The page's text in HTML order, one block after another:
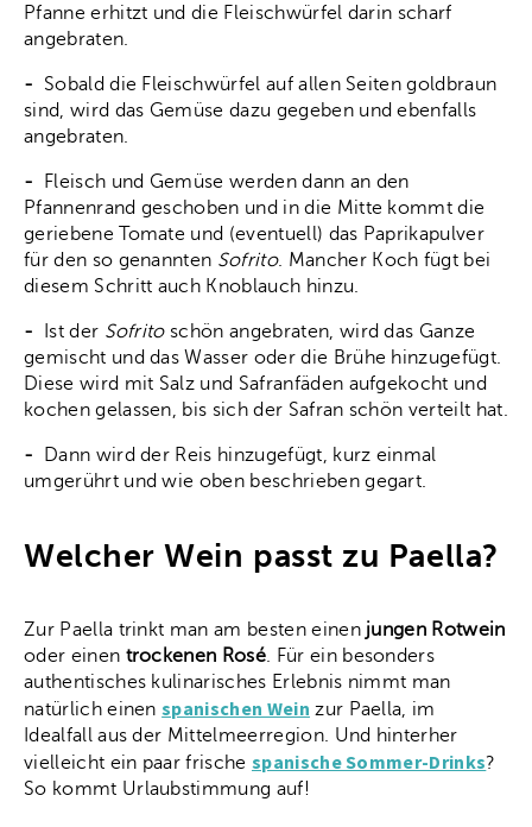
Pfanne erhitzt und die Fleischwürfel darin scharf
angebraten.
-
Sobald die Fleischwürfel auf allen Seiten goldbraun
sind, wird das Gemüse dazu gegeben und ebenfalls
angebraten.
-
Fleisch und Gemüse werden dann an den
Pfannenrand geschoben und in die Mitte kommt die
geriebene Tomate und (eventuell) das Paprikapulver
für den so genannten Sofrito. Mancher Koch fügt bei
diesem Schritt auch Knoblauch hinzu.
- Ist der Sofritoschön angebraten, wird das Ganze
gemischt und das Wasser oder die Brühe hinzugefügt.
Diese wird mit Salz und Safranfäden aufgekocht und
kochen gelassen, bis sich der Safran schön verteilt hat.
-
Dann wird der Reis hinzugefügt, kurz einmal
umgerührt und wie oben beschrieben gegart.
Welcher Wein passt zu Paella?
Zur Paella trinkt man am besten einen jungen Rotwein
oder einen trockenen Rosé. Für ein besonders
authentisches kulinarisches Erlebnis nimmt man
natürlich einenspanischen Wein zur Paella, im
Idealfall aus der Mittelmeerregion. Und hinterher
vielleicht ein paar frische spanische Sommer-Drinks?
So kommt Urlaubstimmung auf!